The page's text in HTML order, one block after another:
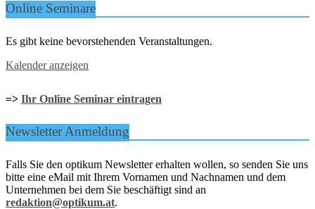
Online Seminare
Es gibt keine bevorstehenden Veranstaltungen.
Kalender anzeigen
=> Ihr Online Seminar eintragen
Newsletter Anmeldung
Falls Sie den optikum Newsletter erhalten wollen, so senden Sie uns
bitte eine eMail mit Ihrem Vornamen und Nachnamen und dem
Unternehmen bei dem Sie beschäftigt sind an
redaktion@optikum.at.